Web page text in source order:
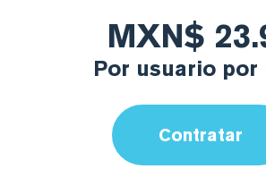
MXN$
Por usuario por
Contratar